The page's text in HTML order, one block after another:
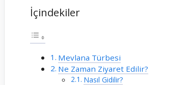
İçindekiler
Mevlana Türbesi
Ne Zaman Ziyaret Edilir?
Nasıl Gidilir?